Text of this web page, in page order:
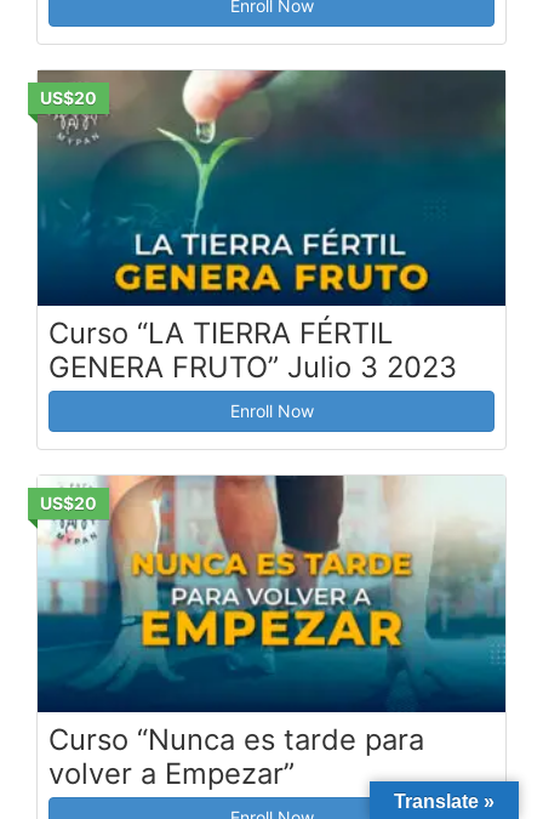
Enroll Now
US$20
Curso “LA TIERRA FÉRTIL
GENERA FRUTO” Julio 3 2023
Enroll Now
US$20
Curso “Nunca es tarde para
volver a Empezar”
Translate »